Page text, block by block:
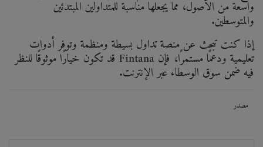
واسعة من الأصول، مما يجعلها مناسبة للمتداولين المبتدئين
والمتوسطين.
إذا كنت تبحث عن منصة تداول بسيطة ومنظمة وتوفر أدوات
تعليمية ودعمًا مستمرًا، فإن Fintana قد تكون خيارًا موثوقًا للنظر
فيه ضمن سوق الوسطاء عبر الإنترنت.
مصدر